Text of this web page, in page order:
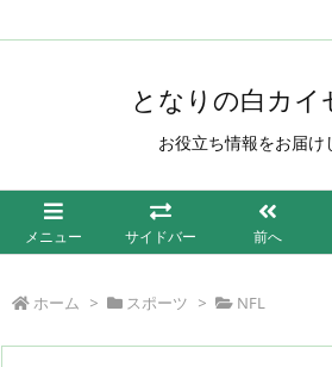
となりの白カイ
お役立ち情報をお届け
メニュー サイドバー 前へ
ホーム > スポーツ > NFL